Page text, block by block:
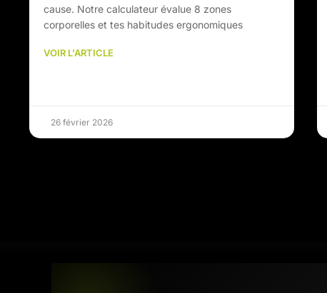
cause. Notre calculateur évalue 8 zones
corporelles et tes habitudes ergonomiques
VOIR L'ARTICLE
26 février 2026